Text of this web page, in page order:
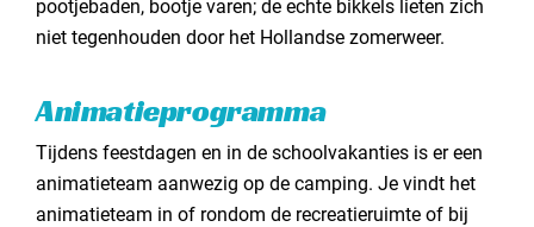
pootjebaden, bootje varen; de echte bikkels lieten zich
niet tegenhouden door het Hollandse zomerweer.
Animatieprogramma
Tijdens feestdagen en in de schoolvakanties is er een
animatieteam aanwezig op de camping. Je vindt het
animatieteam in of rondom de recreatieruimte of bij